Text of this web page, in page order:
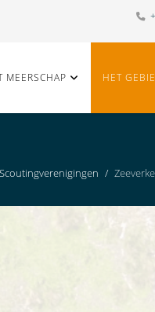
MEERSCHAP HET
Scoutingverenigingen